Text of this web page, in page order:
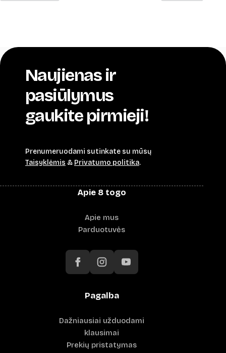
Naujienas ir
pasiūlymus
gaukite pirmieji!
Prenumeruodami sutinkate su mūsų
Taisyklėmis & Privatumo politika.
Apie 8 togo
Apie mus
Parduotuvės
Pagalba
Dažniausiai užduodami
klausimai
Prekių pristatymas